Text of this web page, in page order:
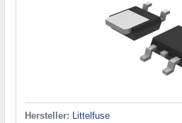
Hersteller:
Littelfuse